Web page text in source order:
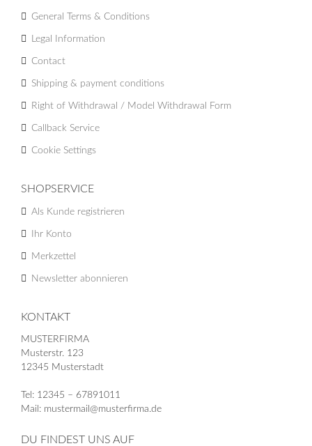
General Terms & Conditions
Legal Information
Contact
Shipping & payment conditions
Right of Withdrawal / Model Withdrawal Form
Callback Service
Cookie Settings
SHOPSERVICE
Als Kunde registrieren
Ihr Konto
Merkzettel
Newsletter abonnieren
KONTAKT
MUSTERFIRMA
Musterstr. 123
12345 Musterstadt
Tel: 12345 – 67891011
Mail: mustermail@musterfirma.de
DU FINDEST UNS AUF